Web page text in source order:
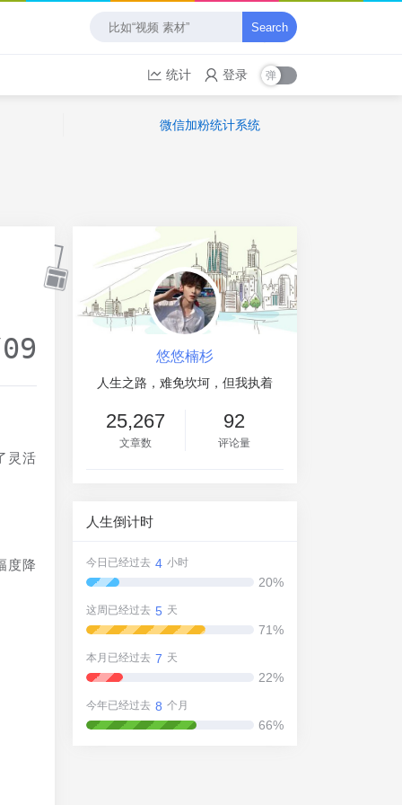
Search
统计 登录
微信加粉统计系统
灵活
度降
悠悠楠杉
人生之路，难免坎坷，但我执着
25,267
文章数
92
评论量
人生倒计时
今日已经过去 4 小时
20%
这周已经过去 5 天
71%
本月已经过去 7 天
22%
今年已经过去 8 个月
66%